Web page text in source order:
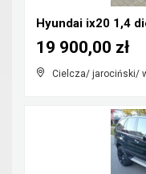
Cielcza/ jarociński/
19 900,00 zł